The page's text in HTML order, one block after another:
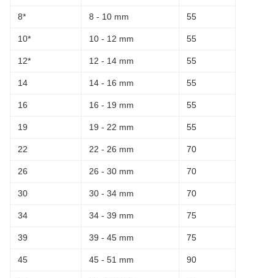
8* 8 - 10 mm 55
10* 10 - 12 mm 55
12* 12 - 14 mm 55
14 14 - 16 mm 55
16 16 - 19 mm 55
19 19 - 22 mm 55
22 22 - 26 mm 70
26 26 - 30 mm 70
30 30 - 34 mm 70
34 34 - 39 mm 75
39 39 - 45 mm 75
45 45 - 51 mm 90